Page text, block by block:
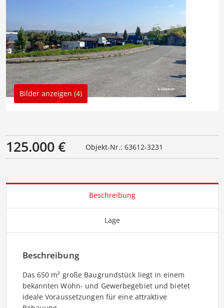
Bilder anzeigen (4)
125.000 € Objekt-Nr.: 63612-3231
Beschreibung
Lage
Beschreibung
Das 650 m² große Baugrundstück liegt in einem
bekannten Wohn- und Gewerbegebiet und bietet
ideale Voraussetzungen für eine attraktive